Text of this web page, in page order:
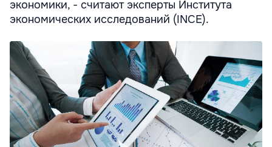
экономики, - считают эксперты Института
экономических исследований (INCE).